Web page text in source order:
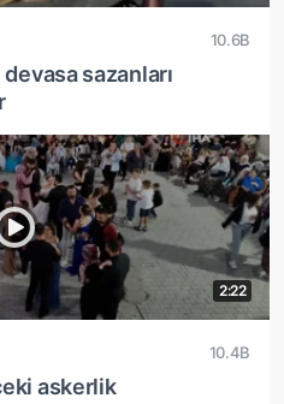
10.6B
sazanları
2:22
10.4B
askerlik